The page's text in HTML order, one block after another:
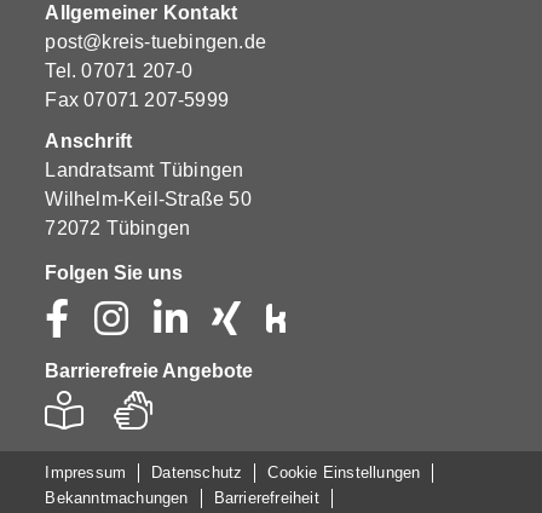
Allgemeiner Kontakt
post@kreis-tuebingen.de
Tel.07071 207-0
Fax 07071 207-5999
Anschrift
Landratsamt Tübingen
Wilhelm-Keil-Straße 50
72072 Tübingen
Folgen Sie uns
Barrierefreie Angebote
Impressum Datenschutz
Cookie Einstellungen
Bekanntmachungen
Barrierefreiheit